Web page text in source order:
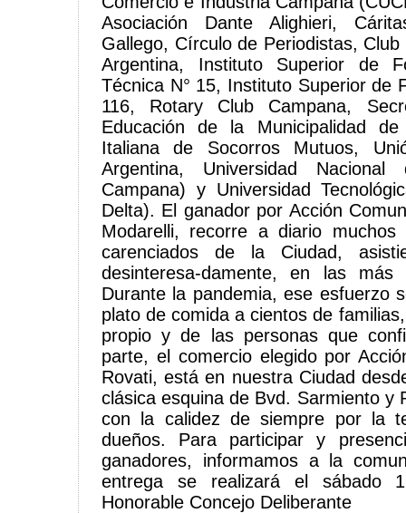
Asociación Dante Alighieri,
Gallego, Círculo de Periodistas,
Argentina, Instituto Superior de
Técnica N° 15, Instituto Superior de
116, Rotary Club Campana,
Educación de la Municipalidad de
Italiana de Socorros Mutuos,
Argentina, Universidad
Campana) y Universidad
Delta). El ganador por Acción
Modarelli, recorre a diario
carenciados de la Ciudad,
desinteresa-damente, en las más
Durante la pandemia, ese esfuerzo
plato de comida a cientos de
propio y de las personas que
parte, el comercio elegido por
Rovati, está en nuestra Ciudad
clásica esquina de Bvd. Sarmiento y
con la calidez de siempre por la
dueños. Para participar y
ganadores, informamos a la
entrega se realizará el sábado
Honorable Concejo Deliberante